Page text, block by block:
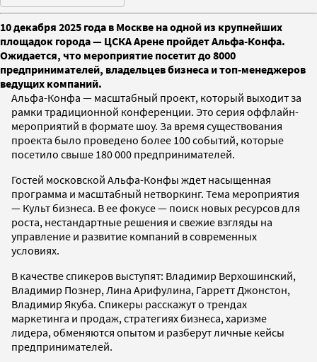
10 декабря 2025 года в Москве на одной из крупнейших
площадок города — ЦСКА Арене пройдет Альфа-Конфа.
Ожидается, что мероприятие посетит до 8000
предпринимателей, владельцев бизнеса и топ-менеджеров
ведущих компаний.
Альфа-Конфа — масштабный проект, который выходит за
рамки традиционной конференции. Это серия оффлайн-
мероприятий в формате шоу. За время существования
проекта было проведено более 100 событий, которые
посетило свыше 180 000 предпринимателей.
Гостей московской Альфа-Конфы ждет насыщенная
программа и масштабный нетворкинг. Тема мероприятия
— Культ бизнеса. В ее фокусе — поиск новых ресурсов для
роста, нестандартные решения и свежие взгляды на
управление и развитие компаний в современных
условиях.
В качестве спикеров выступят: Владимир Верхошинский,
Владимир Познер, Лина Арифулина, Гарретт Джонстон,
Владимир Якуба. Спикеры расскажут о трендах
маркетинга и продаж, стратегиях бизнеса, харизме
лидера, обменяются опытом и разберут личные кейсы
предпринимателей.